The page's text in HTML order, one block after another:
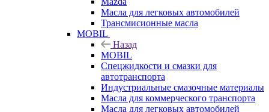
Масла для легковых автомобилей
Трансмисионные масла
MOBIL
Назад
MOBIL
Cпецжидкости и смазки для
автотранспорта
Индустриальные смазочные материалы
Масла для коммерческого транспорта
Масла для легковых автомобилей